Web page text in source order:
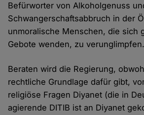
Befürworter von Alkoholgenuss
Schwangerschaftsabbruch in der
unmoralische Menschen, die sich
Gebote wenden, zu verunglimpfen.
Beraten wird die Regierung,
rechtliche Grundlage dafür gibt,
religiöse Fragen Diyanet (die in
agierende DITIB ist an Diyanet